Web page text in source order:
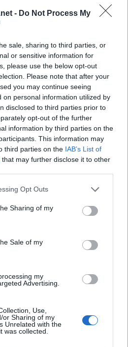
- Do Not Process My
sale, sharing to third parties, or
or sensitive information for
please use the below opt-out
Please note that after your
you may continue seeing
on personal information utilized by
disclosed to third parties prior to
opt-out of the further
information by third parties on the
This information may
third parties on the IAB’s List of
that may further disclose it to other
Opt Outs
Sharing of my
Sale of my
my
Advertising.
Use,
or Sharing of my
Unrelated with the
was collected.
E
O
O
I D
O
N
D
de nivel 26679
de nivel 26680